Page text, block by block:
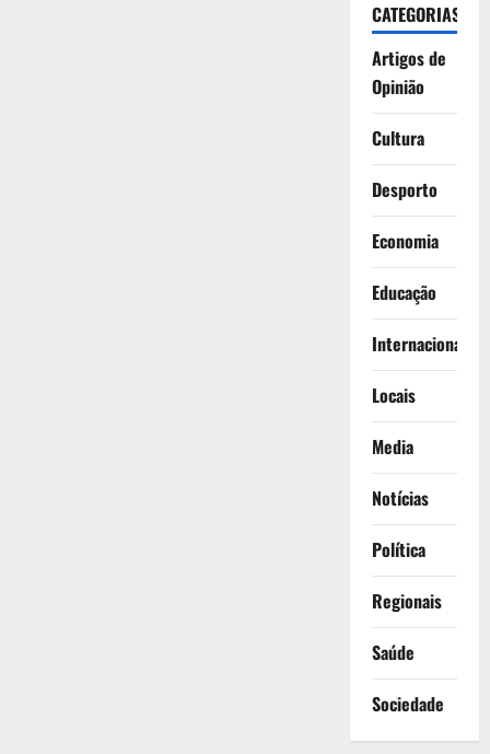
CATEGORIAS
Artigos de
Opinião
Cultura
Desporto
Economia
Educação
Internacionais
Locais
Media
Notícias
Política
Regionais
Saúde
Sociedade